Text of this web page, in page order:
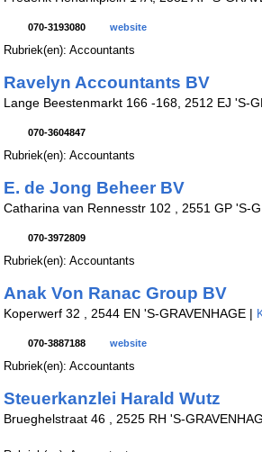
070-3193080 website
Rubriek(en): Accountants
Ravelyn Accountants BV
Lange Beestenmarkt 166 -168, 2512 EJ 'S-
070-3604847
Rubriek(en): Accountants
E. de Jong Beheer BV
Catharina van Rennesstr 102 , 2551 GP 'S-
070-3972809
Rubriek(en): Accountants
Anak Von Ranac Group BV
Koperwerf 32 , 2544 EN 'S-GRAVENHAGE |
070-3887188 website
Rubriek(en): Accountants
Steuerkanzlei Harald Wutz
Brueghelstraat 46 , 2525 RH 'S-